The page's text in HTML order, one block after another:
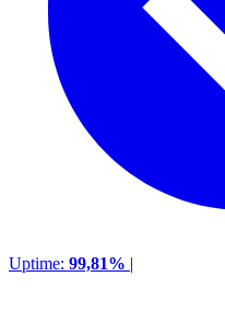
Uptime: 99,81% |